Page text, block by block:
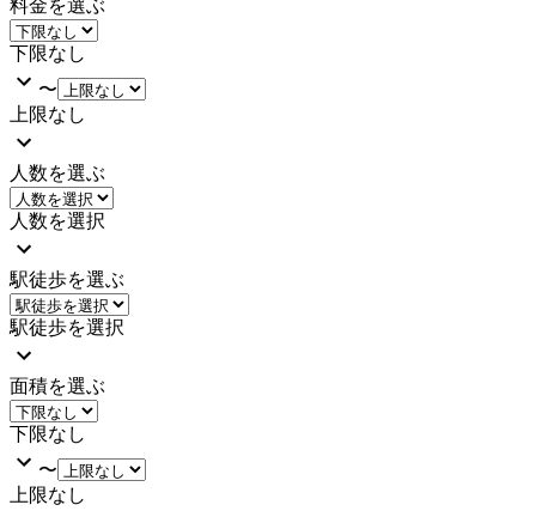
料金を選ぶ
下限なし
〜
上限なし
人数を選ぶ
人数を選択
駅徒歩を選ぶ
駅徒歩を選択
面積を選ぶ
下限なし
〜
上限なし